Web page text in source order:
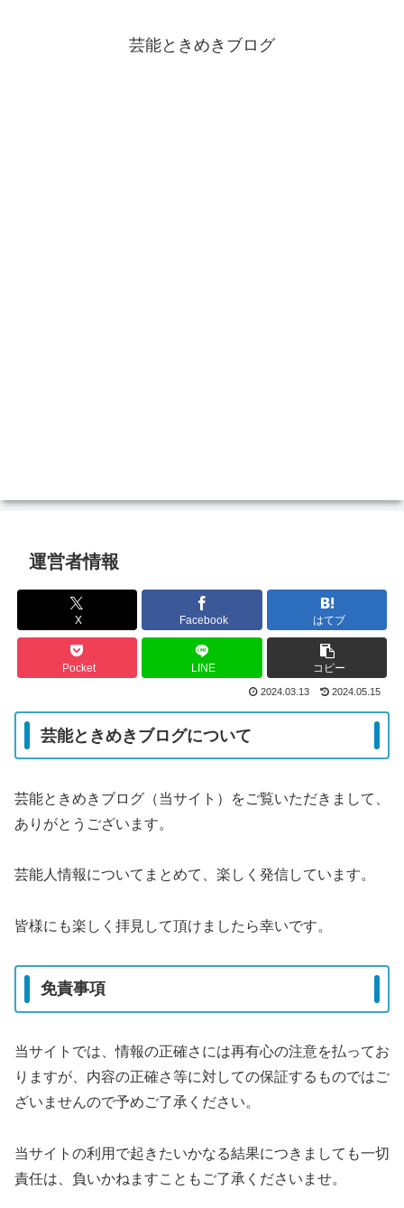
芸能ときめきブログ
運営者情報
X Facebook はてブ
Pocket LINE コピー
2024.03.13 2024.05.15
芸能ときめきブログについて
芸能ときめきブログ（当サイト）をご覧いただきまして、
ありがとうございます。
芸能人情報についてまとめて、楽しく発信しています。
皆様にも楽しく拝見して頂けましたら幸いです。
免責事項
当サイトでは、情報の正確さには再有心の注意を払ってお
りますが、内容の正確さ等に対しての保証するものではご
ざいませんので予めご了承ください。
当サイトの利用で起きたいかなる結果につきましても一切
責任は、負いかねますこともご了承くださいませ。